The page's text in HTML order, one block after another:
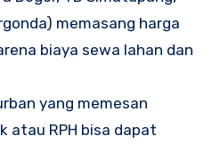
memasang harga
biaya sewa lahan dan
yang memesan
atau RPH bisa dapat